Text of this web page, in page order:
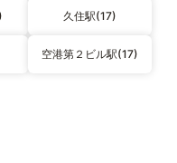
久住駅(17)
空港第２ビル駅(17)